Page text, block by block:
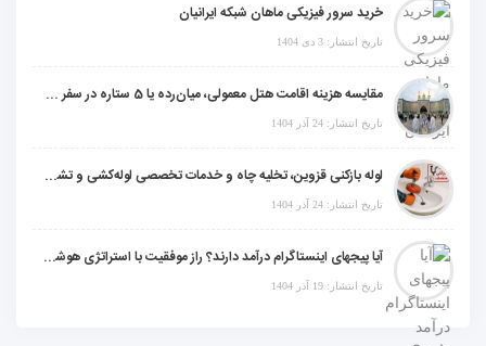
خرید سرور فیزیکی ماهان شبکه ایرانیان
تاریخ انتشار: 3 دی 1404
مقایسه هزینه اقامت هتل معمولی، میان‌رده یا 5 ستاره در سفر زیارتی عراق
تاریخ انتشار: 24 آذر 1404
لوله بازکنی قزوین، تخلیه چاه و خدمات تخصصی لوله‌کشی و تشخیص ترکیدگی
تاریخ انتشار: 24 آذر 1404
آیا پیجهای اینستاگرام درآمد دارند؟ راز موفقیت با استراتژی هوشمندانه
تاریخ انتشار: 19 آذر 1404